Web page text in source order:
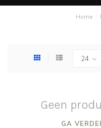
Home
Geen
GA